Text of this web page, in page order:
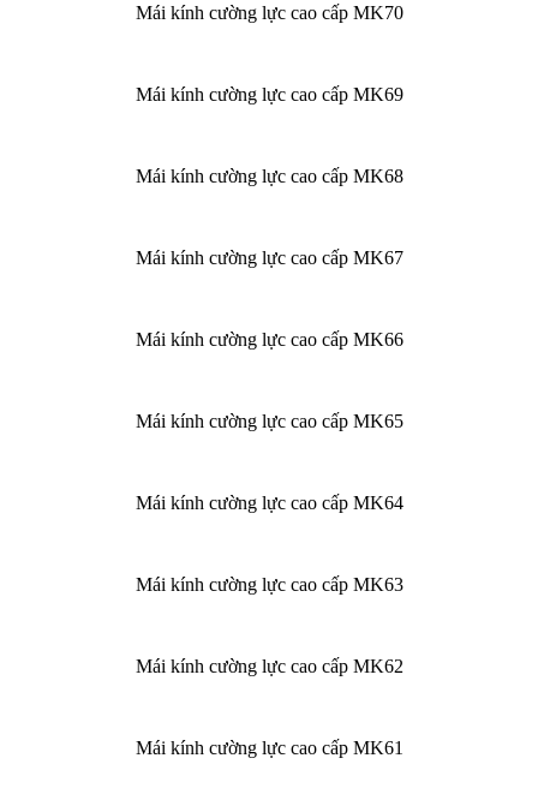
Mái kính cường lực cao cấp MK70
Mái kính cường lực cao cấp MK69
Mái kính cường lực cao cấp MK68
Mái kính cường lực cao cấp MK67
Mái kính cường lực cao cấp MK66
Mái kính cường lực cao cấp MK65
Mái kính cường lực cao cấp MK64
Mái kính cường lực cao cấp MK63
Mái kính cường lực cao cấp MK62
Mái kính cường lực cao cấp MK61